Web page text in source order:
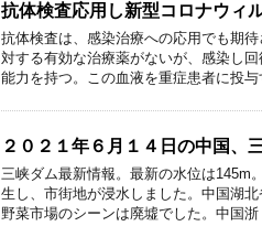
抗体検査応用し新型コロナウィ
抗体検査は、感染治療への応用でも期
対する有効な治療薬がないが、感染し
能力を持つ。この血液を重症患者に投
２０２１年６月１４日の中国、
三峡ダム最新情報。最新の水位は145m
生し、市街地が浸水しました。中国湖
野菜市場のシーンは廃墟でした。中国